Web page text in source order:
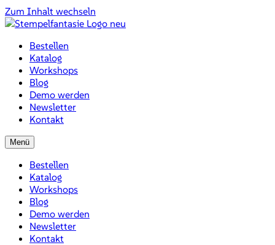
Zum Inhalt wechseln
Bestellen
Katalog
Workshops
Blog
Demo werden
Newsletter
Kontakt
Menü
Bestellen
Katalog
Workshops
Blog
Demo werden
Newsletter
Kontakt